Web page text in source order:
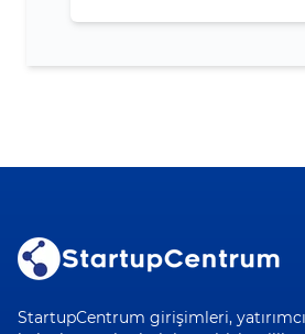
StartupCentrum girişimleri,